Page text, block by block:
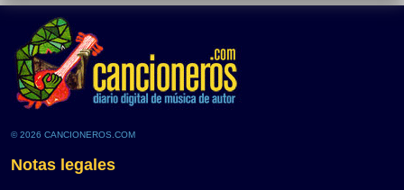
© 2026 CANCIONEROS.COM
Notas legales